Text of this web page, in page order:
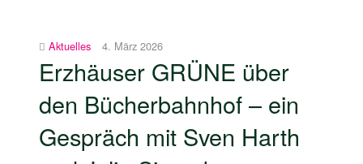
Aktuelles 4. März 2026
Erzhäuser GRÜNE über
den Bücherbahnhof – ein
Gespräch mit Sven Harth